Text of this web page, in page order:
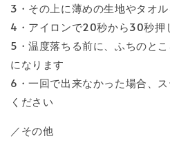
3・その上に薄めの生地やタオ
4・アイロンで20秒から30秒押
5・温度落ちる前に、ふちのと
になります
6・一回で出来なかった場合、
ください
／その他